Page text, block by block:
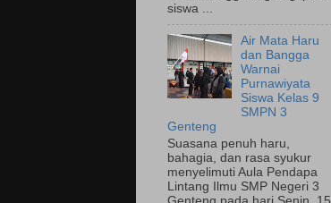
siswa ...
Air Mata Haru
dan Bangga
Warnai
Purnawiyata
Siswa Kelas 9
SMPN 3
Genteng
Suasana penuh haru,
bahagia, dan rasa syukur
menyelimuti Aula Pendapa
Lintang Ilmu SMP Negeri 3
Genteng pada hari Senin, 15